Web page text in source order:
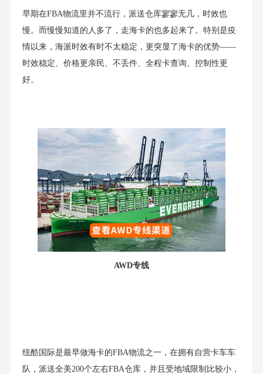
早期在FBA物流里并不流行，派送仓库寥寥无几，时效也
慢。而慢慢知道的人多了，走海卡的也多起来了。特别是疫
情以来，海派时效有时不太稳定，更突显了海卡的优势——
时效稳定、价格更亲民、不丢件、全程卡查询、控制性更
好。
AWD专线
纽酷国际是最早做海卡的FBA物流之一，在拥有自营卡车车
队，派送全美200个左右FBA仓库，并且受地域限制比较小，